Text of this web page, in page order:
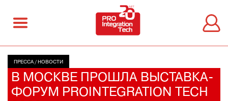
ПРЕССА / НОВОСТИ
В МОСКВЕ ПРОШЛА ВЫСТАВКА-
ФОРУМ PROINTEGRATION TECH